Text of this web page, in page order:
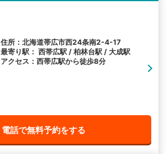
住所：北海道帯広市西24条南2-4-17
最寄り駅： 西帯広駅 / 柏林台駅 / 大成駅
アクセス：西帯広駅から徒歩8分
電話で無料予約をする